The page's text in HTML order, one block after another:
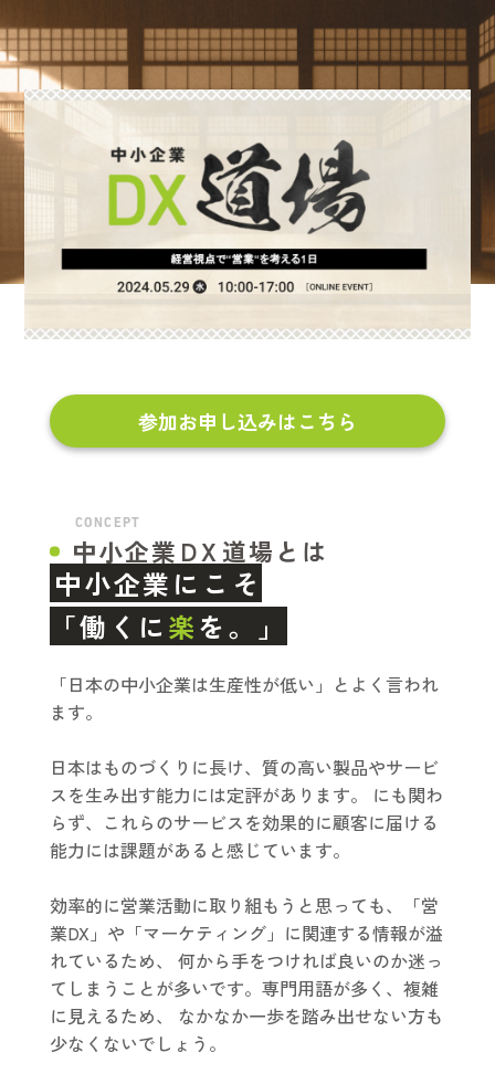
参加お申し込みはこちら
中小企業 DX道場とは
CONCEPT
中小企業にこそ
「働くに楽を。」
「日本の中小企業は生産性が低い」とよく言われ
ます。
日本はものづくりに長け、質の高い製品やサービ
スを生み出す能力には定評があります。 にも関わ
らず、これらのサービスを効果的に顧客に届ける
能力には課題があると感じています。
効率的に営業活動に取り組もうと思っても、「営
業DX」や「マーケティング」に関連する情報が溢
れているため、 何から手をつければ良いのか迷っ
てしまうことが多いです。専門用語が多く、複雑
に見えるため、 なかなか一歩を踏み出せない方も
少なくないでしょう。